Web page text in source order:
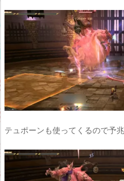
テュポーンも使ってくるので予